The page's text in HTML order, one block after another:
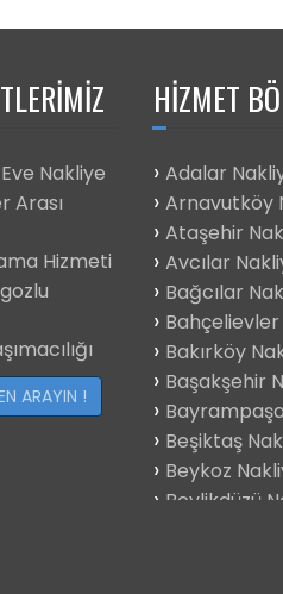
Nakliye
Arası
Hizmeti
ARAYIN !
HIZMET
Adalar
Arnavutköy
Ataşehir
Avcılar
Bağcılar
Bakırköy
Başakşehir
Beşiktaş
Beykoz
Beylikdüzü